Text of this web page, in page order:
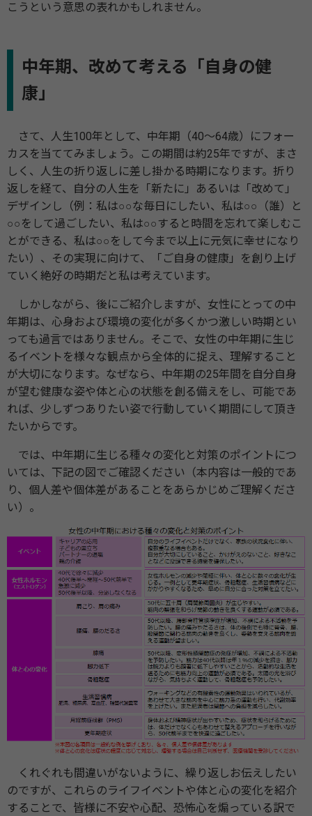
こうという意思の表れかもしれません。
中年期、改めて考える「自身の健
康」
さて、人生100年として、中年期（40～64歳）にフォー
カスを当ててみましょう。この期間は約25年ですが、まさ
しく、人生の折り返しに差し掛かる時期になります。折り
返しを経て、自分の人生を「新たに」あるいは「改めて」
デザインし（例：私は○○な毎日にしたい、私は○○（誰）と
○○をして過ごしたい、私は○○すると時間を忘れて楽しむこ
とができる、私は○○をして今まで以上に元気に幸せになり
たい）、その実現に向けて、「ご自身の健康」を創り上げ
ていく絶好の時期だと私は考えています。
しかしながら、後にご紹介しますが、女性にとっての中
年期は、心身および環境の変化が多くかつ激しい時期とい
っても過言ではありません。そこで、女性の中年期に生じ
るイベントを様々な観点から全体的に捉え、理解すること
が大切になります。なぜなら、中年期の25年間を自分自身
が望む健康な姿や体と心の状態を創る備えをし、可能であ
れば、少しずつありたい姿で行動していく期間にして頂き
たいからです。
では、中年期に生じる種々の変化と対策のポイントにつ
いては、下記の図でご確認ください（本内容は一般的であ
り、個人差や個体差があることをあらかじめご理解くださ
い）。
くれぐれも間違いがないように、繰り返しお伝えしたい
のですが、これらのライフイベントや体と心の変化を紹介
することで、皆様に不安や心配、恐怖心を煽っている訳で